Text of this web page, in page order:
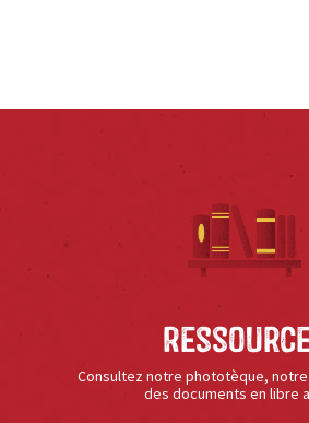
Consultez notre phototèque,
des documents en libre